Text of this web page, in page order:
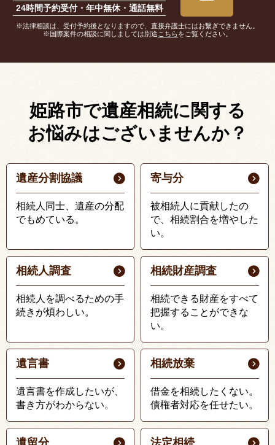
24時間予約受付・年中無休・通話無料
※法律相談は、受付予約後となりますので、直接弁護士にはお繋ぎできません。
※国際案件の相談に関しましては別途 こちらをご覧ください。
姫路市で遺産相続に関する
お悩みはございませんか？
遺産分割協議
相続人同士、遺産の分配
でもめている。
寄与分
被相続人に貢献したの
で、相続割合を増やした
い。
相続人調査
相続人を調べるための手
続きが煩わしい。
相続財産調査
相続できる財産をすべて
把握することができな
い。
遺言書
遺言書を作成したいが、
書き方がわからない。
相続放棄
借金を相続したくない。
債権者対応を任せたい。